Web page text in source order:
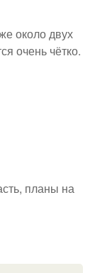
около двух
очень чётко.
планы на